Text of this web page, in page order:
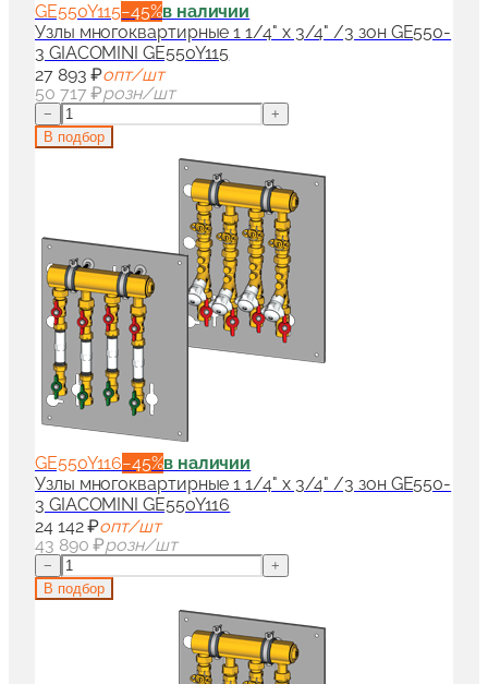
GE550Y115−45%в наличии
Узлы многоквартирные 1 1/4" x 3/4" /3 зон GE550-
3 GIACOMINI GE550Y115
27 893 ₽опт/шт
50 717 ₽розн/шт
−
+
В подбор
GE550Y116−45%в наличии
Узлы многоквартирные 1 1/4" x 3/4" /3 зон GE550-
3 GIACOMINI GE550Y116
24 142 ₽опт/шт
43 890 ₽розн/шт
−
+
В подбор